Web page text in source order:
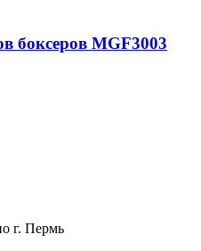
боксеров MGF3003
г. Пермь